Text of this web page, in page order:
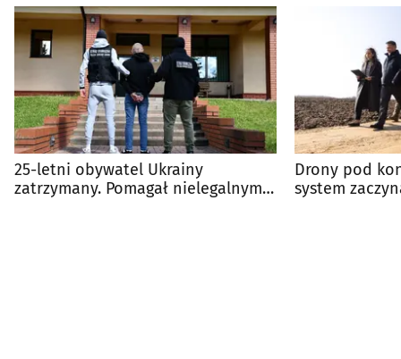
25-letni obywatel Ukrainy
zatrzymany. Pomagał nielegalnym
Drony pod
system